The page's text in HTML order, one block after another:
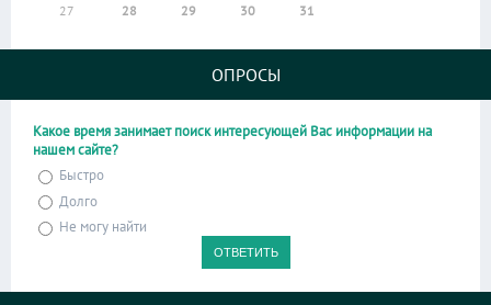
27 28 29 30 31
ОПРОСЫ
Какое время занимает поиск интересующей Вас информации на
нашем сайте?
Быстро
Долго
Не могу найти